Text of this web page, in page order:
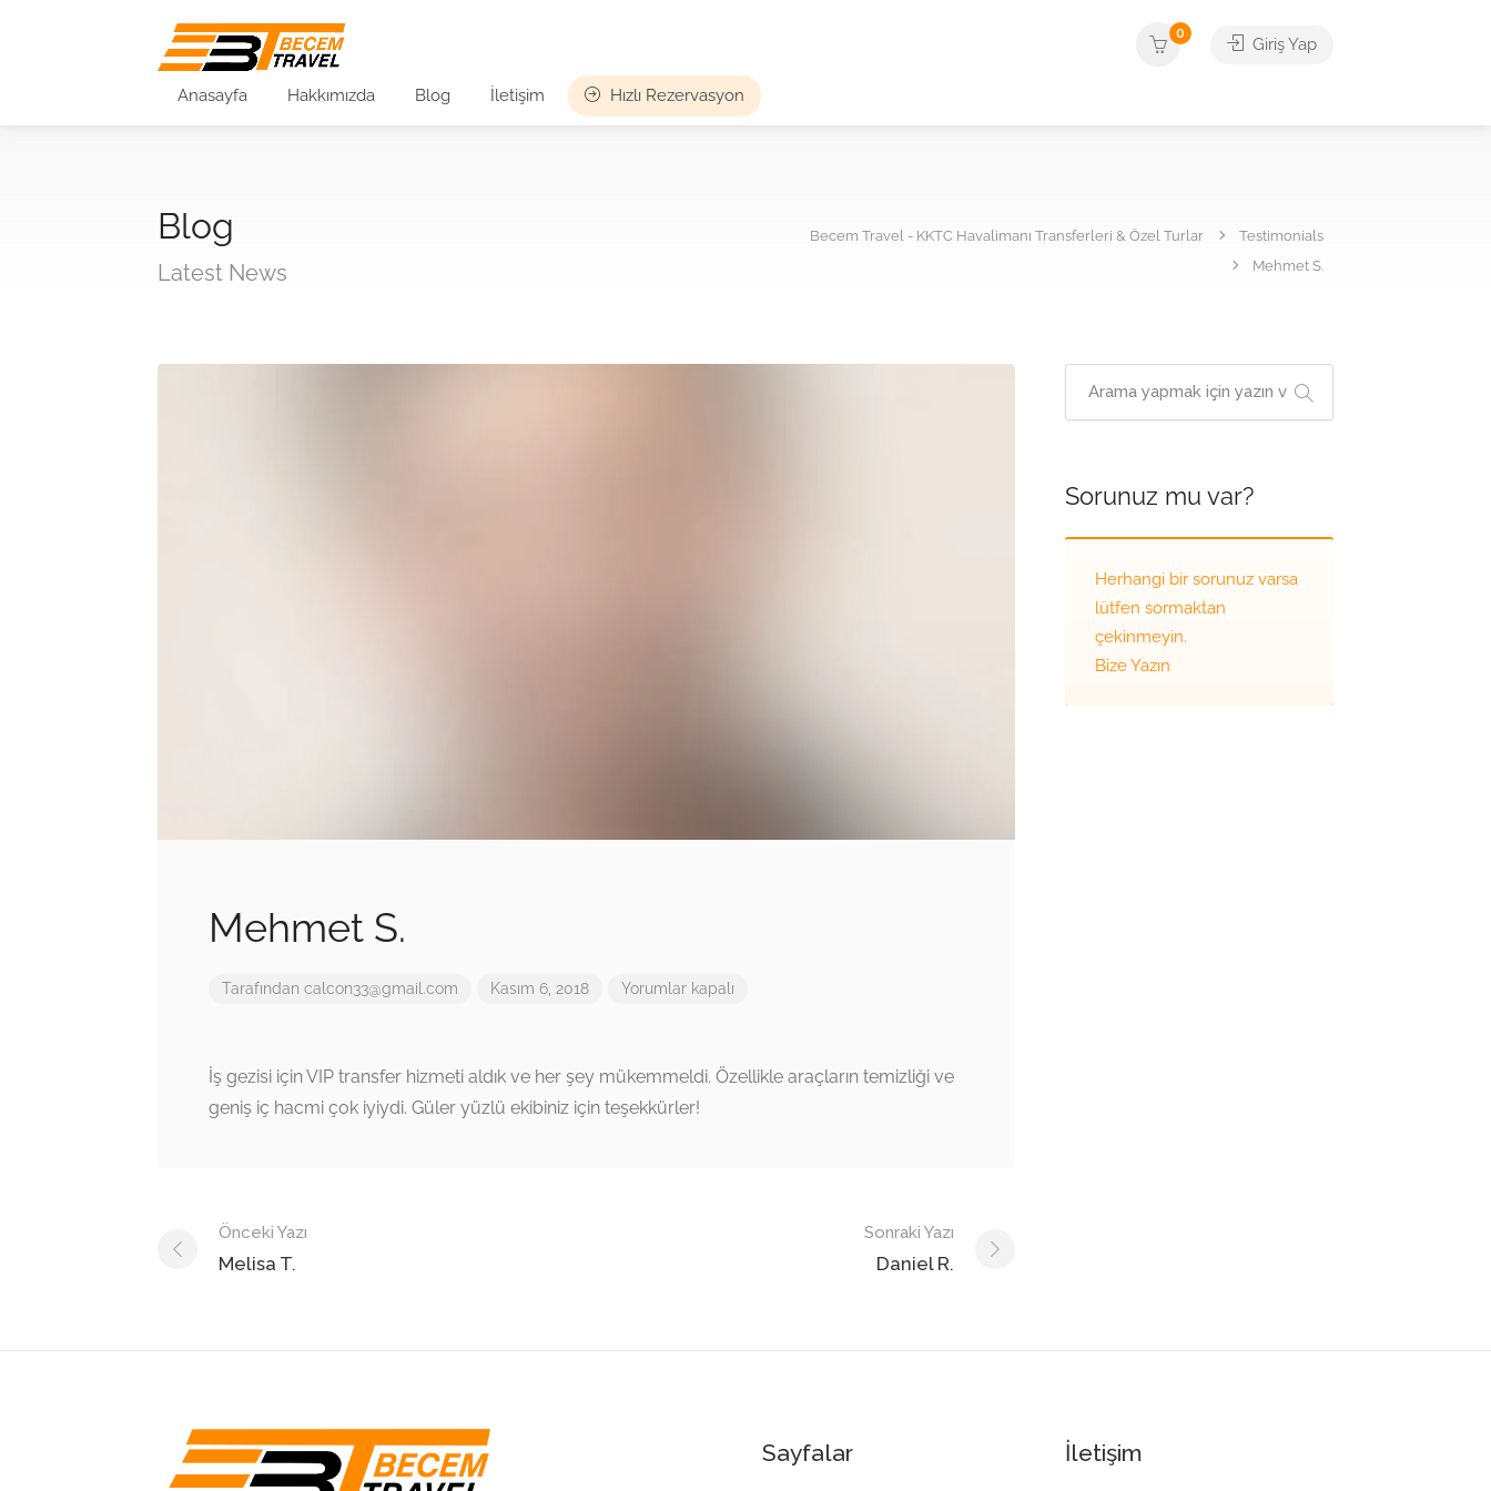
Anasayfa Hakkımızda Blog İletişim Hızlı Rezervasyon
0
Giriş Yap
Blog
Latest News
Becem Travel - KKTC Havalimanı Transferleri & Özel Turlar
Testimonials
Mehmet S.
Mehmet S.
Tarafından calcon33@gmail.com Kasım 6, 2018 Yorumlar kapalı
İş gezisi için VIP transfer hizmeti aldık ve her şey mükemmeldi. Özellikle araçların temizliği ve
geniş iç hacmi çok iyiydi. Güler yüzlü ekibiniz için teşekkürler!
Navigasyon
sonrası
Önceki Yazı
Melisa T.
Sonraki Yazı
Daniel R.
Sorunuz mu var?
Herhangi bir sorunuz varsa
lütfen sormaktan
çekinmeyin.
Bize Yazın
Sayfalar İletişim